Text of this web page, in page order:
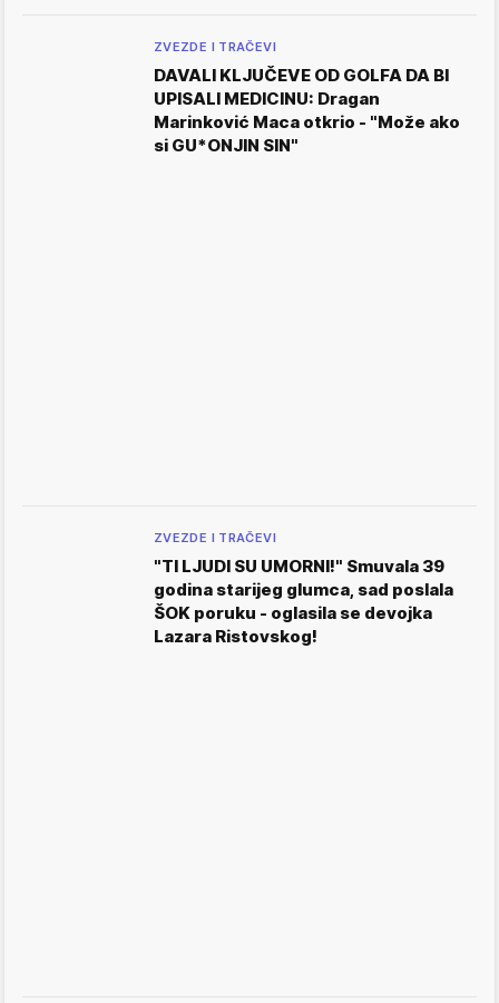
ZVEZDE I TRAČEVI
DAVALI KLJUČEVE OD GOLFA DA BI
UPISALI MEDICINU: Dragan
Marinković Maca otkrio - "Može ako
si GU*ONJIN SIN"
ZVEZDE I TRAČEVI
"TI LJUDI SU UMORNI!" Smuvala 39
godina starijeg glumca, sad poslala
ŠOK poruku - oglasila se devojka
Lazara Ristovskog!